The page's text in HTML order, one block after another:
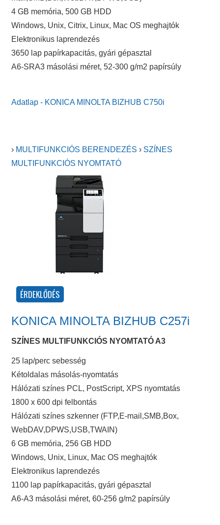
4 GB memória, 500 GB HDD
Windows, Unix, Citrix, Linux, Mac OS meghajtók
Elektronikus laprendezés
3650 lap papírkapacitás, gyári gépasztal
A6-SRA3 másolási méret, 52-300 g/m2 papírsúly
Adatlap - KONICA MINOLTA BIZHUB C750i
› MULTIFUNKCIÓS BERENDEZÉS › SZÍNES
MULTIFUNKCIÓS NYOMTATÓ
KONICA MINOLTA BIZHUB C257i
SZÍNES MULTIFUNKCIÓS NYOMTATÓ A3
25 lap/perc sebesség
Kétoldalas másolás-nyomtatás
Hálózati színes PCL, PostScript, XPS nyomtatás
1800 x 600 dpi felbontás
Hálózati színes szkenner (FTP,E-mail,SMB,Box,
WebDAV,DPWS,USB,TWAIN)
6 GB memória, 256 GB HDD
Windows, Unix, Linux, Mac OS meghajtók
Elektronikus laprendezés
1100 lap papírkapacitás, gyári gépasztal
A6-A3 másolási méret, 60-256 g/m2 papírsúly